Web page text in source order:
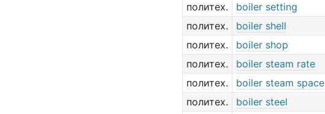
политех.
boiler setting
политех.
boiler shell
политех.
boiler shop
политех.
boiler steam rate
политех.
boiler steam space
политех.
boiler steel